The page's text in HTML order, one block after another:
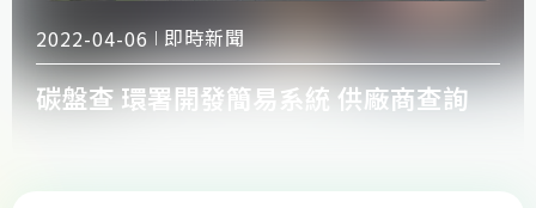
2022-04-06 即時新聞
碳盤查 環署開發簡易系統 供廠商查詢